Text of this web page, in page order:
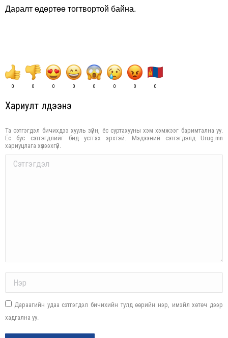
Даралт өдөртөө тогтвортой байна.
0 0 0 0 0 0 0 0
Хариулт үлдээнэ үү
Та сэтгэгдэл бичихдээ хууль зүйн, ёс суртахууны хэм хэмжээг баримтална уу.
Ёс бус сэтгэгдлийг бид устгах эрхтэй. Мэдээний сэтгэгдэлд Urug.mn
хариуцлага хүлээхгүй.
Comment
Дараагийн удаа сэтгэгдэл бичихийн тулд өөрийн нэр, имэйл хөтөч дээр
хадгална уу.